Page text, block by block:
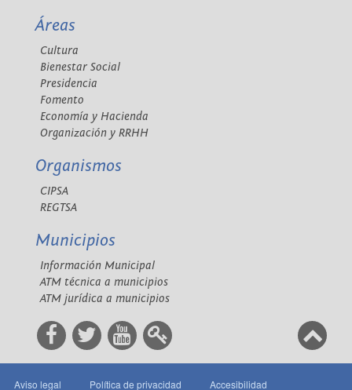
Áreas
Cultura
Bienestar Social
Presidencia
Fomento
Economía y Hacienda
Organización y RRHH
Organismos
CIPSA
REGTSA
Municipios
Información Municipal
ATM técnica a municipios
ATM jurídica a municipios
Aviso legal Política de privacidad Accesibilidad